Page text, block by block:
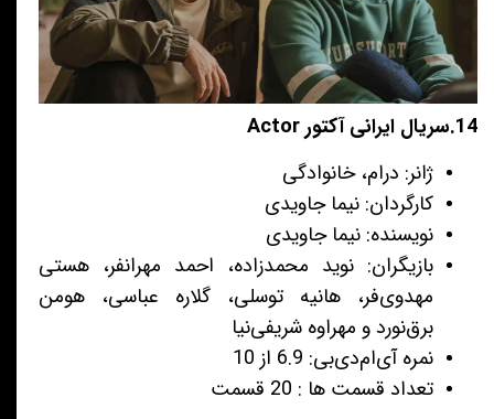
14.سریال ایرانی آکتور Actor
ژانر: درام، خانوادگی
کارگردان: نیما جاویدی
نویسنده: نیما جاویدی
بازیگران: نوید محمدزاده، احمد مهرانفر، هستی
مهدوی‌فر، هانیه توسلی، گلاره عباسی، هومن
برق‌نورد و مهراوه شریفی‌نیا
نمره آی‌ام‌دی‌بی: 6.9 از 10
تعداد قسمت ها : 20 قسمت